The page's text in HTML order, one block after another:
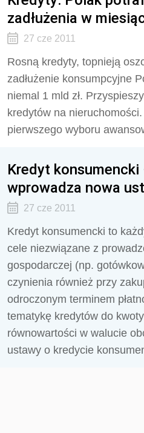
zadłużenia w
27 cze 2011
Rosną kredyty, topnieją
zadłużenie konsumpcyjne
niemal 1 mld zł.
kredytów na
pierwszego wyboru
Kredyt
wprowadza nowa
27 cze 2011
Kredyt konsumencki to
cele niezwiązane z
gospodarczej (np.
czynienia również przy
odroczonym terminem
tematykę kredytów do
równowartości w walucie
ustawy o kredycie